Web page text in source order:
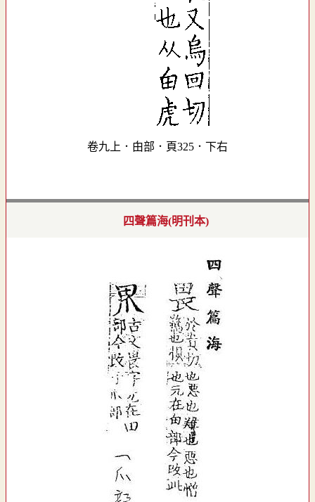
卷九上．甶部．頁325．下右
四聲篇海(明刊本)